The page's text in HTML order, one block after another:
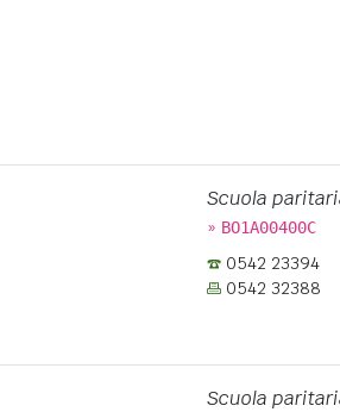
Scuola
» BO1A00400C
0542 23394
0542 32388
Scuola